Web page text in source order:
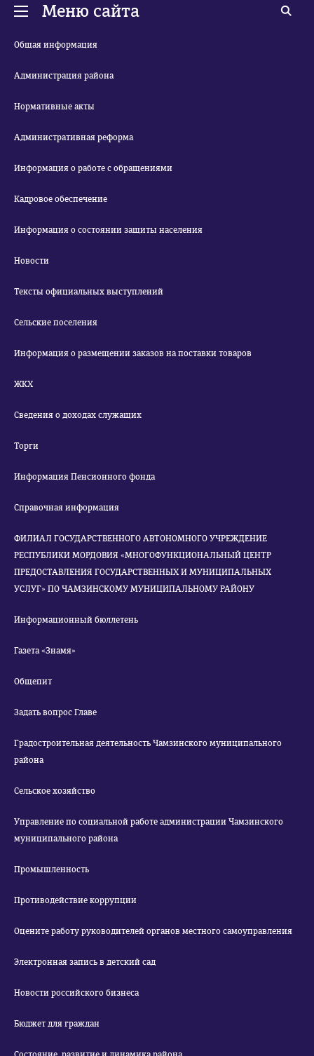
Меню сайта
Общая информация
Администрация района
Нормативные акты
Административная реформа
Информация о работе с обращениями
Кадровое обеспечение
Информация о состоянии защиты населения
Новости
Тексты официальных выступлений
Сельские поселения
Информация о размещении заказов на поставки товаров
ЖКХ
Сведения о доходах служащих
Торги
Информация Пенсионного фонда
Справочная информация
ФИЛИАЛ ГОСУДАРСТВЕННОГО АВТОНОМНОГО УЧРЕЖДЕНИЕ
РЕСПУБЛИКИ МОРДОВИЯ «МНОГОФУНКЦИОНАЛЬНЫЙ ЦЕНТР
ПРЕДОСТАВЛЕНИЯ ГОСУДАРСТВЕННЫХ И МУНИЦИПАЛЬНЫХ
УСЛУГ» ПО ЧАМЗИНСКОМУ МУНИЦИПАЛЬНОМУ РАЙОНУ
Информационный бюллетень
Газета «Знамя»
Общепит
Задать вопрос Главе
Градостроительная деятельность Чамзинского муниципального
района
Сельское хозяйство
Управление по социальной работе администрации Чамзинского
муниципального района
Промышленность
Противодействие коррупции
Оцените работу руководителей органов местного самоуправления
Электронная запись в детский сад
Новости российского бизнеса
Бюджет для граждан